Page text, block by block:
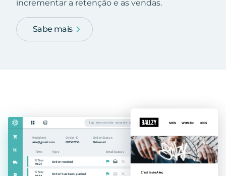
incrementar a retenção e as vendas.
Sabe mais